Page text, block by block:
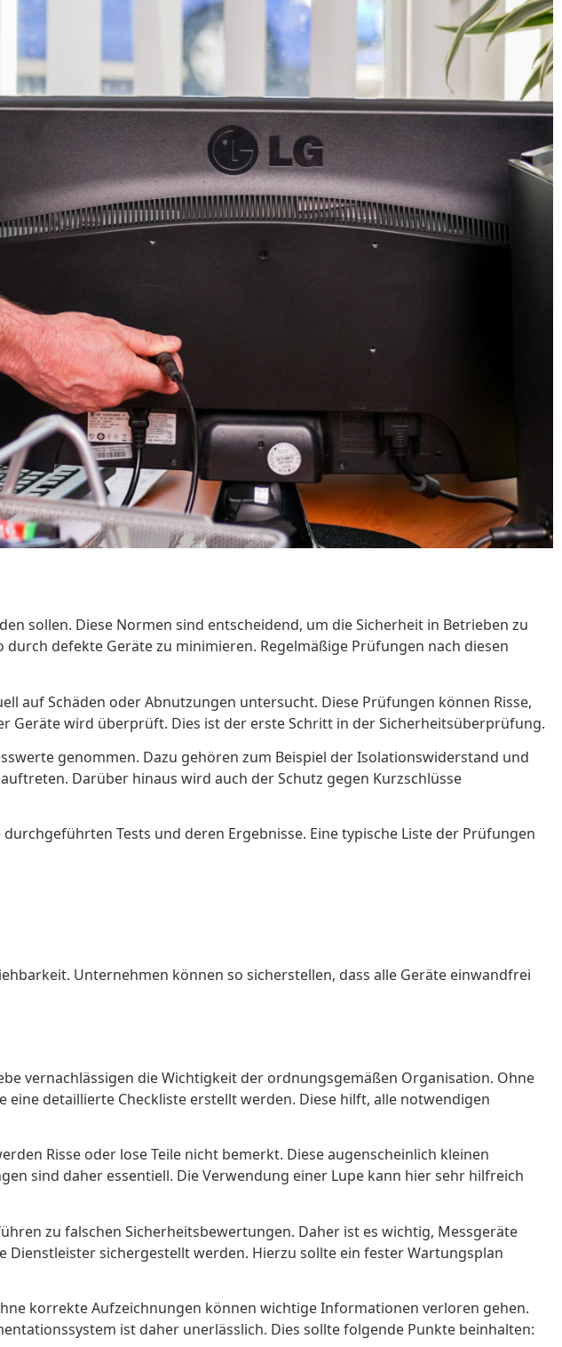
sollen. Diese Normen sind entscheidend, um die Sicherheit in Betrieben zu
defekte Geräte zu minimieren. Regelmäßige Prüfungen nach diesen
auf Schäden oder Abnutzungen untersucht. Diese Prüfungen können Risse,
Geräte wird überprüft. Dies ist der erste Schritt in der Sicherheitsüberprüfung.
genommen. Dazu gehören zum Beispiel der Isolationswiderstand und
Darüber hinaus wird auch der Schutz gegen Kurzschlüsse
Tests und deren Ergebnisse. Eine typische Liste der Prüfungen
Unternehmen können so sicherstellen, dass alle Geräte einwandfrei
vernachlässigen die Wichtigkeit der ordnungsgemäßen Organisation. Ohne
detaillierte Checkliste erstellt werden. Diese hilft, alle notwendigen
Risse oder lose Teile nicht bemerkt. Diese augenscheinlich kleinen
sind daher essentiell. Die Verwendung einer Lupe kann hier sehr hilfreich
zu falschen Sicherheitsbewertungen. Daher ist es wichtig, Messgeräte
sichergestellt werden. Hierzu sollte ein fester Wartungsplan
korrekte Aufzeichnungen können wichtige Informationen verloren gehen.
ist daher unerlässlich. Dies sollte folgende Punkte beinhalten: